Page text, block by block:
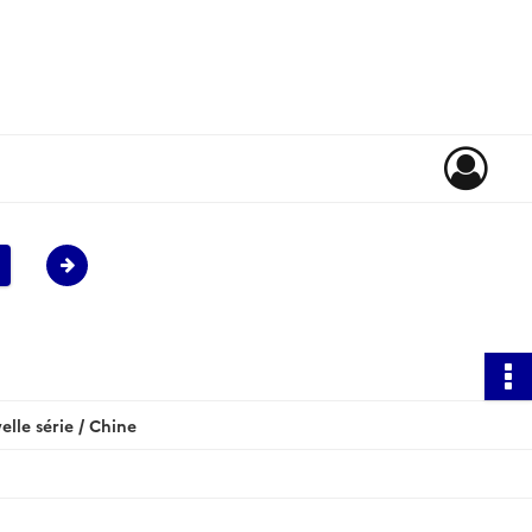
série / Chine